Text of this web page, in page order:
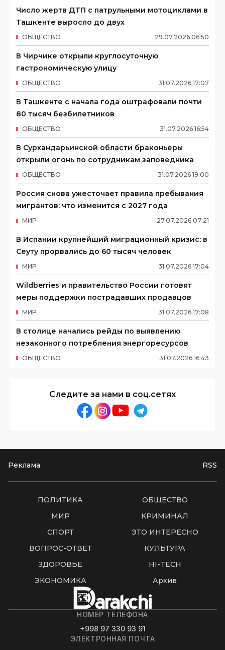
Число жертв ДТП с патрульными мотоциклами в
Ташкенте выросло до двух
29.07.2026 06:50
ОБЩЕСТВО
В Чирчике открыли круглосуточную
гастрономическую улицу
31.07.2026 17:07
ОБЩЕСТВО
В Ташкенте с начала года оштрафовали почти
80 тысяч безбилетников
31.07.2026 16:54
ОБЩЕСТВО
В Сурхандарьинской области браконьеры
открыли огонь по сотрудникам заповедника
31.07.2026 19:00
ОБЩЕСТВО
Россия снова ужесточает правила пребывания
мигрантов: что изменится с 2027 года
27.07.2026 07:21
МИР
В Испании крупнейший миграционный кризис: в
Сеуту прорвались до 60 тысяч человек
31.07.2026 17:04
МИР
Wildberries и правительство России готовят
меры поддержки пострадавших продавцов
31.07.2026 17:08
МИР
В столице начались рейды по выявлению
незаконного потребления энергоресурсов
31.07.2026 16:43
ОБЩЕСТВО
Следите за нами в соц.сетях
Реклама RSS
ПОЛИТИКА
ОБЩЕСТВО
МИР
КРИМИНАЛ
СПОРТ
ЭТО ИНТЕРЕСНО
ВОПРОС-ОТВЕТ
КУЛЬТУРА
ЗДОРОВЬЕ
HI-TECH
ЭКОНОМИКА
Архив
НОМЕР ТЕЛЕФОНА
+998 97 330 93 91
ЭЛЕКТРОННАЯ ПОЧТА